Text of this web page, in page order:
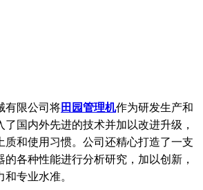
限公司将田园管理机作为研发生产和
国内外先进的技术并加以改进升级，
质和使用习惯。公司还精心打造了一支
的各种性能进行分析研究，加以创新，
专业水准。